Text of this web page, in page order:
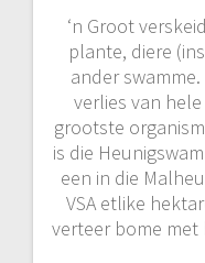
‘n Groot
plante, diere
ander
verlies van
grootste
is die Heunigswam
een in die
VSA etlike
verteer bome